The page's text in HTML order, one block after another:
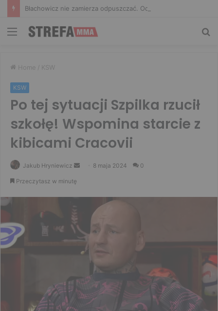
Menu
Home / KSW
KSW
Po tej sytuacji Szpilka rzucił
szkołę! Wspomina starcie z
kibicami Cracovii
Jakub Hryniewicz
Send 8 maja 2024 0
Przeczytasz w minutę